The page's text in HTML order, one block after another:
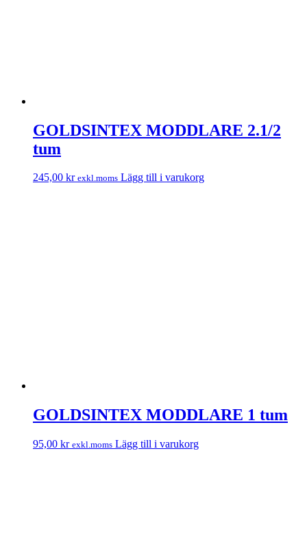
GOLDSINTEX MODDLARE 2.1/2
tum
245,00 kr exkl.moms Lägg till i varukorg
GOLDSINTEX MODDLARE 1 tum
95,00 kr exkl.moms Lägg till i varukorg